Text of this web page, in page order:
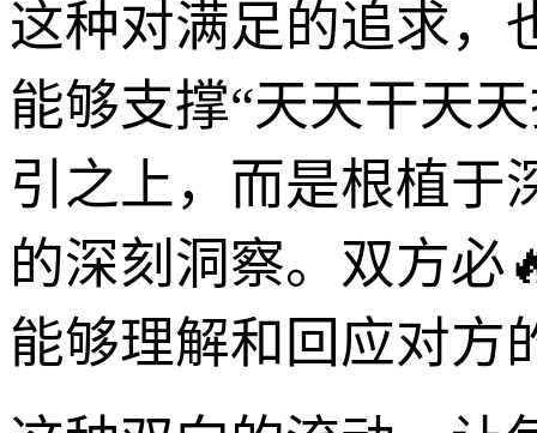
这种对满足的追求，
能够支撑“天天干天
引之上，而是根植于
的深刻洞察。双方必
能够理解和回应对方